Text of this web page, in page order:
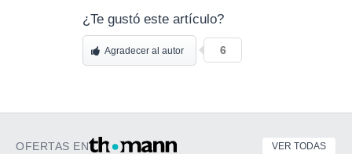
¿Te gustó este artículo?
Agradecer al autor 6
OFERTAS EN VER TODAS